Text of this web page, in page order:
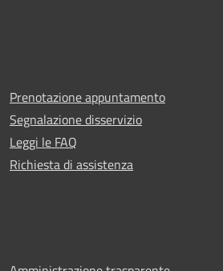
Prenotazione appuntamento
Segnalazione disservizio
Leggi le FAQ
Richiesta di assistenza